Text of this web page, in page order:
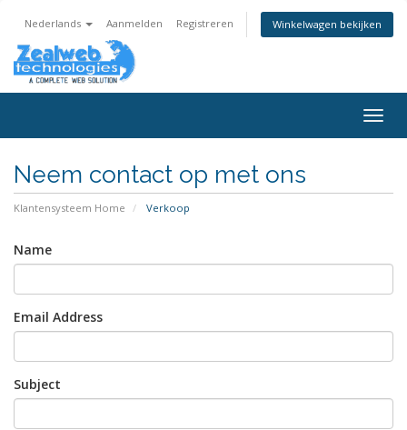
Nederlands Aanmelden Registreren Winkelwagen bekijken
Neem contact op met ons
Klantensysteem Home Verkoop
Name
Email Address
Subject